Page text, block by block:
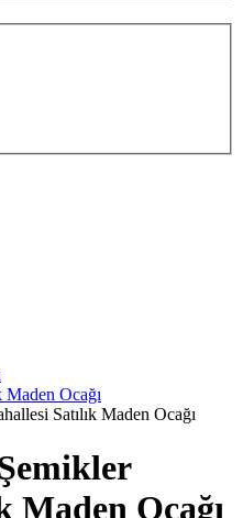
Ocağı
Satılık Maden Ocağı
Maden Ocağı